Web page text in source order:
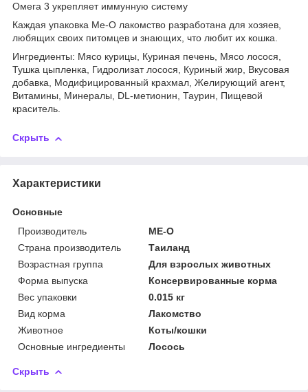
Омега 3 укрепляет иммунную систему
Каждая упаковка Ме-О лакомство разработана для хозяев,
любящих своих питомцев и знающих, что любит их кошка.
Ингредиенты: Мясо курицы, Куриная печень, Мясо лосося,
Тушка цыпленка, Гидролизат лосося, Куриный жир, Вкусовая
добавка, Модифицированный крахмал, Желирующий агент,
Витамины, Минералы, DL-метионин, Таурин, Пищевой
краситель.
Скрыть
Характеристики
Основные
Производитель
ME-O
Страна производитель
Таиланд
Возрастная группа
Для взрослых животных
Форма выпуска
Консервированные корма
Вес упаковки
0.015 кг
Вид корма
Лакомство
Животное
Коты/кошки
Основные ингредиенты
Лосось
Скрыть